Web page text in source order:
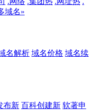
域名»
名解析 域名价格 域名续
布新 百科创建新 软著申